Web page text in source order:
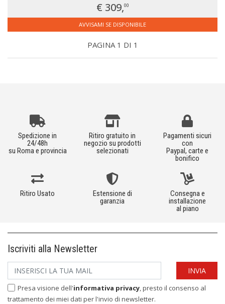
€ 309,00
AVVISAMI SE DISPONIBILE
PAGINA 1 DI 1
Spedizione in
24/48h
su Roma e provincia
Ritiro gratuito in
negozio su prodotti
selezionati
Pagamenti sicuri
con
Paypal, carte e
bonifico
Ritiro Usato
Estensione di
garanzia
Consegna e
installazione
al piano
Iscriviti alla Newsletter
Presa visione dell'informativa privacy, presto il consenso al
trattamento dei miei dati per l'invio di newsletter.